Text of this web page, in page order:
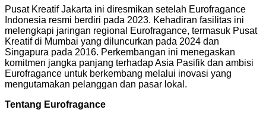
Pusat Kreatif Jakarta ini diresmikan setelah Eurofragance
Indonesia resmi berdiri pada 2023. Kehadiran fasilitas ini
melengkapi jaringan regional Eurofragance, termasuk Pusat
Kreatif di Mumbai yang diluncurkan pada 2024 dan
Singapura pada 2016. Perkembangan ini menegaskan
komitmen jangka panjang terhadap Asia Pasifik dan ambisi
Eurofragance untuk berkembang melalui inovasi yang
mengutamakan pelanggan dan pasar lokal.
Tentang Eurofragance